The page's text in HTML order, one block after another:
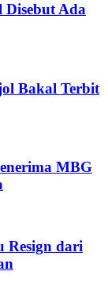
Disebut Ada
Bakal Terbit
MBG
Resign dari